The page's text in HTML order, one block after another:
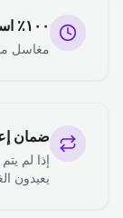
١٠٠٪ استلام وتسليم في الوقت
مغاسل
ضمان
إذا لم
يعيدون